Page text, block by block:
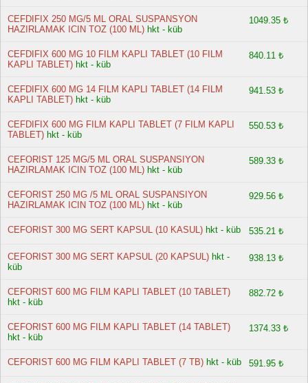
CEFDIFIX 250 MG/5 ML ORAL SUSPANSYON
HAZIRLAMAK ICIN TOZ (100 ML) hkt - küb
1049.35 ₺
CEFDIFIX 600 MG 10 FILM KAPLI TABLET (10 FILM
KAPLI TABLET) hkt - küb
840.11 ₺
CEFDIFIX 600 MG 14 FILM KAPLI TABLET (14 FILM
KAPLI TABLET) hkt - küb
941.53 ₺
CEFDIFIX 600 MG FILM KAPLI TABLET (7 FILM KAPLI
TABLET) hkt - küb
550.53 ₺
CEFORIST 125 MG/5 ML ORAL SUSPANSIYON
HAZIRLAMAK ICIN TOZ (100 ML) hkt - küb
589.33 ₺
CEFORIST 250 MG /5 ML ORAL SUSPANSIYON
HAZIRLAMAK ICIN TOZ (100 ML) hkt - küb
929.56 ₺
CEFORIST 300 MG SERT KAPSUL (10 KASUL) hkt - küb 535.21 ₺
CEFORIST 300 MG SERT KAPSUL (20 KAPSUL) hkt -
küb
938.13 ₺
CEFORIST 600 MG FILM KAPLI TABLET (10 TABLET)
hkt - küb
882.72 ₺
CEFORIST 600 MG FILM KAPLI TABLET (14 TABLET)
hkt - küb
1374.33 ₺
CEFORIST 600 MG FILM KAPLI TABLET (7 TB) hkt - küb 591.95 ₺